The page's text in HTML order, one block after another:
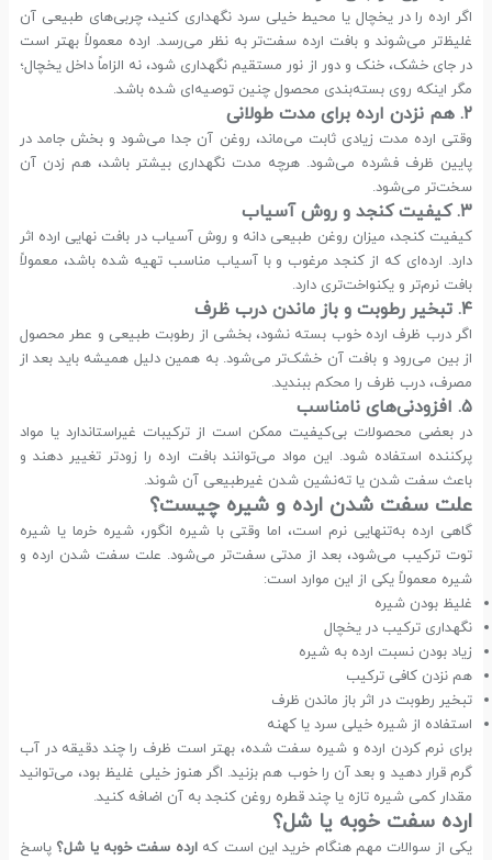
اگر ارده را در یخچال یا محیط خیلی سرد نگهداری کنید، چربی‌های طبیعی آن
غلیظ‌تر می‌شوند و بافت ارده سفت‌تر به نظر می‌رسد. ارده معمولاً بهتر است
در جای خشک، خنک و دور از نور مستقیم نگهداری شود، نه الزاماً داخل یخچال؛
مگر اینکه روی بسته‌بندی محصول چنین توصیه‌ای شده باشد.
۲. هم نزدن ارده برای مدت طولانی
وقتی ارده مدت زیادی ثابت می‌ماند، روغن آن جدا می‌شود و بخش جامد در
پایین ظرف فشرده می‌شود. هرچه مدت نگهداری بیشتر باشد، هم زدن آن
سخت‌تر می‌شود.
۳. کیفیت کنجد و روش آسیاب
کیفیت کنجد، میزان روغن طبیعی دانه و روش آسیاب در بافت نهایی ارده اثر
دارد. ارده‌ای که از کنجد مرغوب و با آسیاب مناسب تهیه شده باشد، معمولاً
بافت نرم‌تر و یکنواخت‌تری دارد.
۴. تبخیر رطوبت و باز ماندن درب ظرف
اگر درب ظرف ارده خوب بسته نشود، بخشی از رطوبت طبیعی و عطر محصول
از بین می‌رود و بافت آن خشک‌تر می‌شود. به همین دلیل همیشه باید بعد از
مصرف، درب ظرف را محکم ببندید.
۵. افزودنی‌های نامناسب
در بعضی محصولات بی‌کیفیت ممکن است از ترکیبات غیراستاندارد یا مواد
پرکننده استفاده شود. این مواد می‌توانند بافت ارده را زودتر تغییر دهند و
باعث سفت شدن یا ته‌نشین شدن غیرطبیعی آن شوند.
علت سفت شدن ارده و شیره چیست؟
گاهی ارده به‌تنهایی نرم است، اما وقتی با شیره انگور، شیره خرما یا شیره
توت ترکیب می‌شود، بعد از مدتی سفت‌تر می‌شود. علت سفت شدن ارده و
شیره معمولاً یکی از این موارد است:
غلیظ بودن شیره
نگهداری ترکیب در یخچال
زیاد بودن نسبت ارده به شیره
هم نزدن کافی ترکیب
تبخیر رطوبت در اثر باز ماندن ظرف
استفاده از شیره خیلی سرد یا کهنه
برای نرم کردن ارده و شیره سفت شده، بهتر است ظرف را چند دقیقه در آب
گرم قرار دهید و بعد آن را خوب هم بزنید. اگر هنوز خیلی غلیظ بود، می‌توانید
مقدار کمی شیره تازه یا چند قطره روغن کنجد به آن اضافه کنید.
ارده سفت خوبه یا شل؟
یکی از سوالات مهم هنگام خرید این است کهارده سفت خوبه یا شل؟ پاسخ